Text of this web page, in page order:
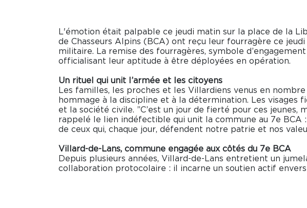
L'émotion était palpable ce jeudi matin sur la place de la
de Chasseurs Alpins (BCA) ont reçu leur fourragère ce
militaire. La remise des fourragères, symbole
officialisant leur aptitude à être déployées en opération.
Un rituel qui unit l’armée et les citoyens
Les familles, les proches et les Villardiens venus en
hommage à la discipline et à la détermination. Les visages
et la société civile. ”C’est un jour de fierté pour ces jeunes,
rappelé le lien indéfectible qui unit la commune au 7e
de ceux qui, chaque jour, défendent notre patrie et nos
Villard-de-Lans, commune engagée aux côtés du 7e BCA
Depuis plusieurs années, Villard-de-Lans entretient un
collaboration protocolaire : il incarne un soutien actif